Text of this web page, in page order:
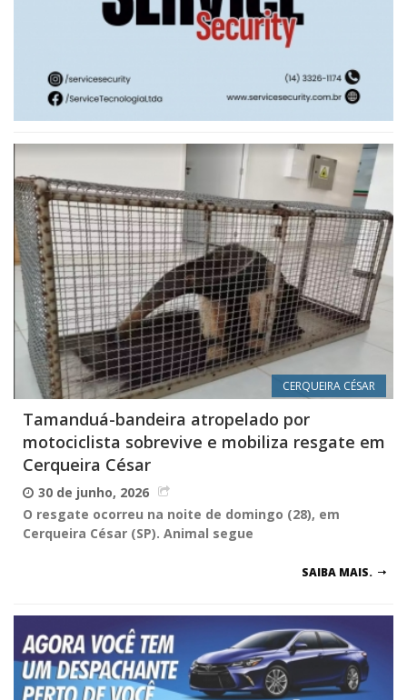
CERQUEIRA CÉSAR
Tamanduá-bandeira atropelado por
motociclista sobrevive e mobiliza resgate em
Cerqueira César
30 de junho, 2026
O resgate ocorreu na noite de domingo (28), em
Cerqueira César (SP). Animal segue
SAIBA MAIS.